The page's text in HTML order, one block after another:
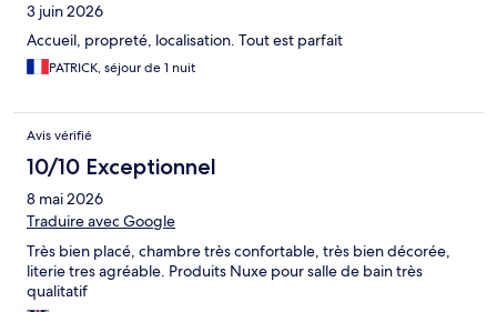
3 juin 2026
Accueil, propreté, localisation. Tout est parfait
PATRICK, séjour de 1 nuit
Avis vérifié
10/10 Exceptionnel
8 mai 2026
Traduire avec Google
Très bien placé, chambre très confortable, très bien décorée,
literie tres agréable. Produits Nuxe pour salle de bain très
qualitatif